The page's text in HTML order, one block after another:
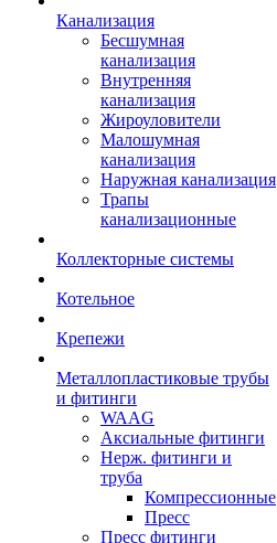
Канализация
Бесшумная
канализация
Внутренняя
канализация
Жироуловители
Малошумная
канализация
Наружная канализация
Трапы
канализационные
Коллекторные системы
Котельное
Крепежи
Металлопластиковые трубы
и фитинги
WAAG
Аксиальные фитинги
Нерж. фитинги и
труба
Компрессионные
Пресс
Пресс фитинги